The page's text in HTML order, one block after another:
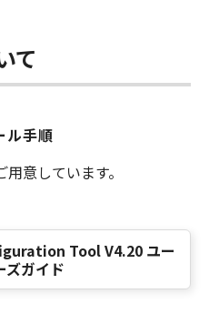
、『現状のまま』の
キヤノン、キヤノン
れも、「本ソフトウ
なる保証も、明示た
子会社、キヤノンの関
理店または販売店のい
ア」の使用または使用
て
ル手順
意しています。
Tool V4.20 ユー
ズガイド